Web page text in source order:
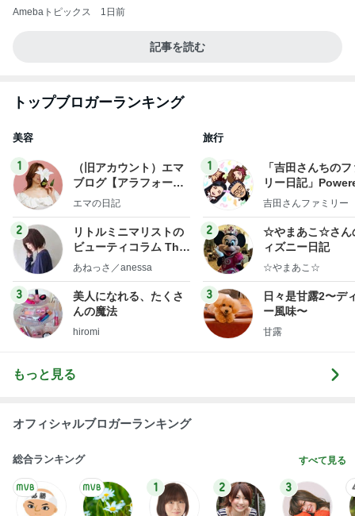
Amebaトピックス 1日前
記事を読む
トップブロガーランキング
美容
1
（旧アカウント）エマ
ブログ【アラフォー会
社売却セカンドライ
エマの日記
2
リトルミニマリストの
ビューティコラム The
little minimalist's bea
あねっさ／anessa
3
美人になれる、たくさ
んの魔法
hiromi
旅行
1
「吉田さんちの
リー日記」
y Ameba 吉田さ
ログ
吉田さんファミリー
2
☆やまあこ☆さん
ィズニー日記
☆やまあこ☆
3
日々是甘露2〜デ
ー風味〜
甘露
もっと見る
オフィシャルブロガーランキング
総合ランキング すべて見る
1 2 3